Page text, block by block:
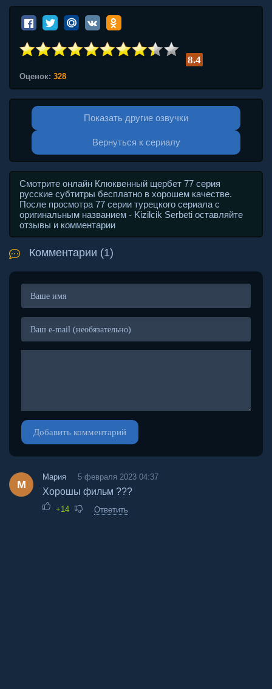
8.4
Оценок: 328
Показать другие озвучки
Вернуться к сериалу
Смотрите онлайн Клюквенный щербет 77 серия
русские субтитры бесплатно в хорошем качестве.
После просмотра 77 серии турецкого сериала с
оригинальным названием - Kizilcik Serbeti оставляйте
отзывы и комментарии
Комментарии (1)
Добавить комментарий
М
Мария 5 февраля 2023 04:37
Хорошы фильм ???
+14 Ответить